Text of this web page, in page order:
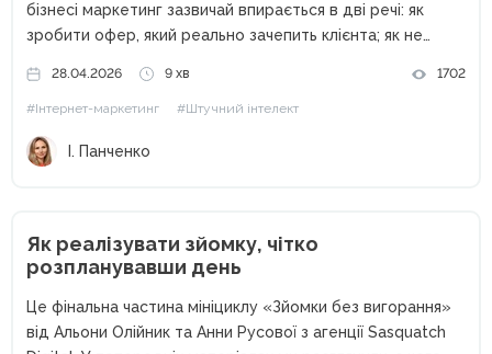
бізнесі маркетинг зазвичай впирається в дві речі: як
зробити офер, який реально зачепить клієнта; як не
взагалі працює. На практиці у багатьох малих і середніх...
28.04.2026 9 хв 1702
#Інтернет-маркетинг #Штучний інтелект
І. Панченко
Як реалізувати зйомку, чітко
розпланувавши день
Це фінальна частина мініциклу «Зйомки без вигорання»
від Альони Олійник та Анни Русової з агенції Sasquatch